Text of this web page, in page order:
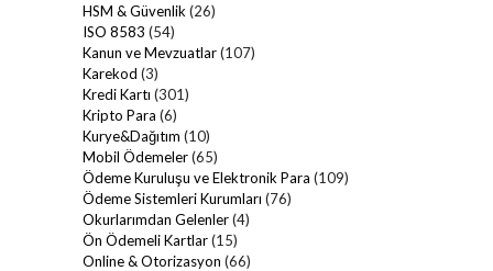
HSM & Güvenlik (26)
ISO 8583 (54)
Kanun ve Mevzuatlar(107)
Karekod (3)
Kredi Kartı (301)
Kripto Para (6)
Kurye&Dağıtım (10)
Mobil Ödemeler(65)
Ödeme Kuruluşu ve Elektronik Para (109)
Ödeme Sistemleri Kurumları (76)
Okurlarımdan Gelenler(4)
Ön Ödemeli Kartlar(15)
Online & Otorizasyon (66)